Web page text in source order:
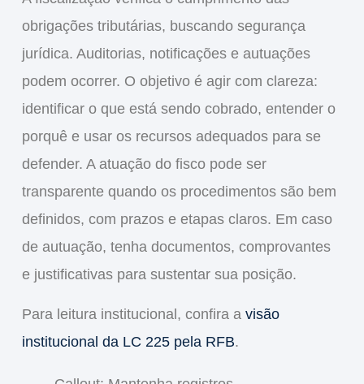
obrigações tributárias, buscando segurança
jurídica. Auditorias, notificações e autuações
podem ocorrer. O objetivo é agir com clareza:
identificar o que está sendo cobrado, entender o
porquê e usar os recursos adequados para se
defender. A atuação do fisco pode ser
transparente quando os procedimentos são bem
definidos, com prazos e etapas claros. Em caso
de autuação, tenha documentos, comprovantes
e justificativas para sustentar sua posição.
Para leitura institucional, confira a visão
institucional da LC 225 pela RFB.